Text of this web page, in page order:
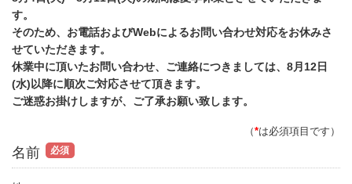
す。
そのため、お電話およびWebによるお問い合わせ対応をお休みさ
せていただきます。
休業中に頂いたお問い合わせ、ご連絡につきましては、8月12日
(水)以降に順次ご対応させて頂きます。
ご迷惑お掛けしますが、ご了承お願い致します。